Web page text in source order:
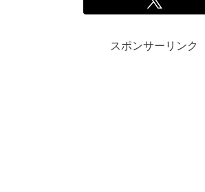
スポンサーリンク